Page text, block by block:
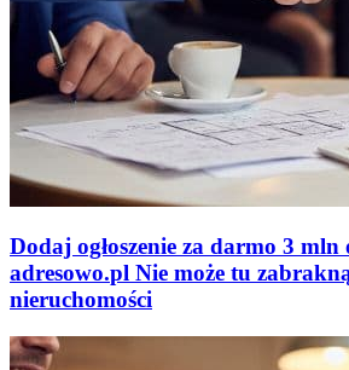
Dodaj ogłoszenie za darmo 3 mln
adresowo.pl Nie może tu
nieruchomości